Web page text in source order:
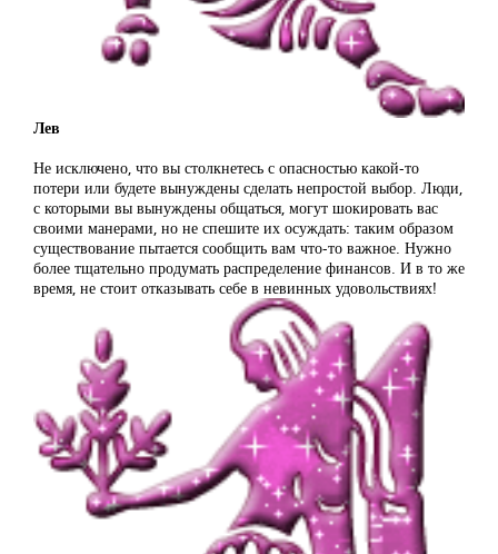
Лев
Не исключено, что вы столкнетесь с опасностью какой-то
потери или будете вынуждены сделать непростой выбор. Люди,
с которыми вы вынуждены общаться, могут шокировать вас
своими манерами, но не спешите их осуждать: таким образом
существование пытается сообщить вам что-то важное. Нужно
более тщательно продумать распределение финансов. И в то же
время, не стоит отказывать себе в невинных удовольствиях!